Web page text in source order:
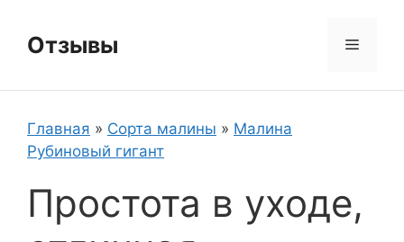
содержимому
Отзывы Меню
Главная » Сорта малины » Малина
Рубиновый гигант
Простота в уходе,